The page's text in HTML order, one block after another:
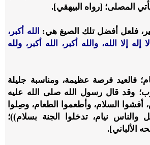
المصلى؛ [رواه البيهقي].
فلعل أفضل تلك الصيغ هي: الله أكبر،
إله إلا الله، والله أكبر، الله أكبر، ولله
فالعيد فرصة عظيمة، ومناسبة جليلة
وقد قال رسول الله صلى الله عليه
أفشوا السلام، وأطعموا الطعام، وصِلوا
والناس نيام، تدخلوا الجنة بسلام))؛
الألباني].